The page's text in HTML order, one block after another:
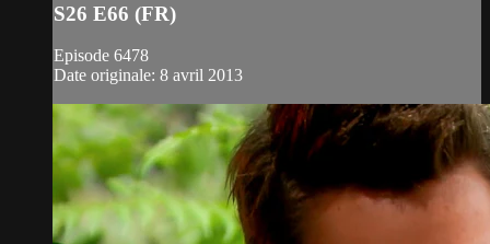
S26 E66 (FR)
Episode 6478
Date originale: 8 avril 2013